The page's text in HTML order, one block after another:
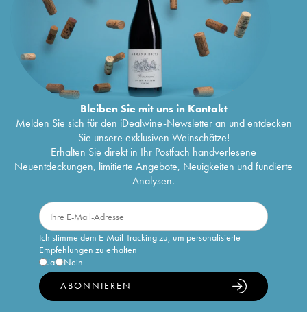
Bleiben Sie mit uns in Kontakt
Melden Sie sich für den iDealwine-Newsletter an und entdecken
Sie unsere exklusiven Weinschätze!
Erhalten Sie direkt in Ihr Postfach handverlesene
Neuentdeckungen, limitierte Angebote, Neuigkeiten und fundierte
Analysen.
Ich stimme dem E-Mail-Tracking zu, um personalisierte
Empfehlungen zu erhalten
Ja
Nein
ABONNIEREN